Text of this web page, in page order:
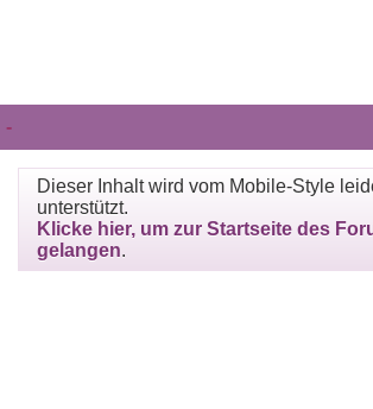
-
Dieser Inhalt wird vom Mobile-Style
unterstützt.
Klicke hier, um zur Startseite des
gelangen.